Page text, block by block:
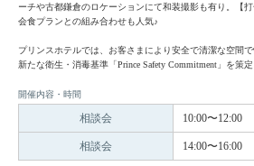
ーチや古都鎌倉のロケーションにて和装撮影も有り。【
会食プランとの組み合わせも人気♪
プリンスホテルでは、お客さまにより安全で清潔な空間
新たな衛生・消毒基準「Prince Safety Commitment」を策
開催内容・時間
相談会 10:00〜12:00
相談会 14:00〜16:00